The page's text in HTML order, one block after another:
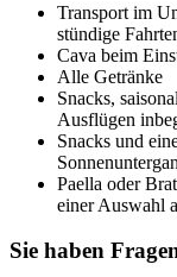
Transport im
stündige
Cava beim
Alle Getränke
Snacks,
Ausflügen
Snacks und
Paella oder
einer Auswahl
Sie haben